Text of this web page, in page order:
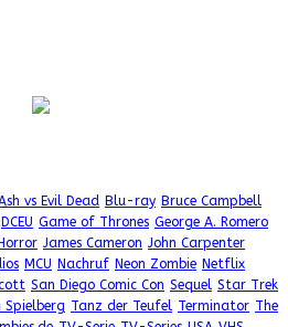
vs Evil Dead Blu-ray Bruce Campbell
DCEU Game of Thrones George A. Romero
Horror James Cameron John Carpenter
MCU Nachruf Neon Zombie Netflix
San Diego Comic Con Sequel Star Trek
Spielberg Tanz der Teufel Terminator The